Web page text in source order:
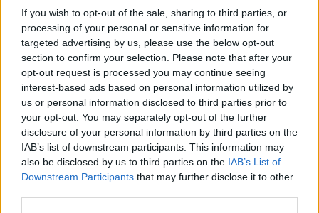
If you wish to opt-out of the sale, sharing to third parties, or
processing of your personal or sensitive information for
targeted advertising by us, please use the below opt-out
section to confirm your selection. Please note that after your
opt-out request is processed you may continue seeing
interest-based ads based on personal information utilized by
us or personal information disclosed to third parties prior to
your opt-out. You may separately opt-out of the further
disclosure of your personal information by third parties on the
IAB’s list of downstream participants. This information may
also be disclosed by us to third parties on the IAB’s List of
Downstream Participants that may further disclose it to other
controllo sul territorio oltre ad interventi sulla mobilità privata e
pubblica.
Il questore di Firenze Armando Nanei ha dialogato con i tanti
cittadini presenti raccogliendo le criticità e ha spiegato il
meccanismo per intervenire sulle segnalazioni,assieme al vice
questore e primo dirigente del commissariato di San Giovanni,
Roberto Sbenaglia, il commissario capo Edoardo Gentili del
commissariato di Rifredi e Peretola, il comandante dei carabinieri
stazione Firenze luogotenente Marco Menichelli.
Presenti all'assemblea pubblica l’assessore Andrea Vannucci con